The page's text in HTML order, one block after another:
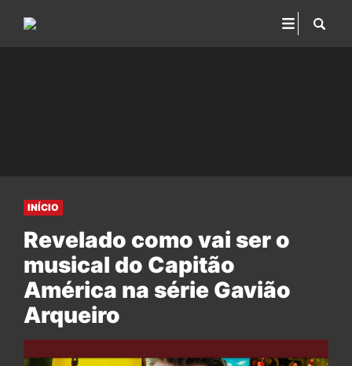
INÍCIO
Revelado como vai ser o
musical do Capitão
América na série Gavião
Arqueiro